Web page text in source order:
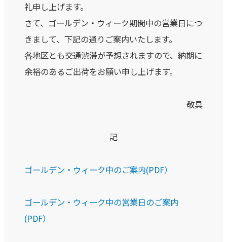
礼申し上げます。
さて、ゴールデン・ウィーク期間中の営業日につ
きまして、下記の通りご案内いたします。
各地区とも交通渋滞が予想されますので、納期に
余裕のあるご出荷をお願い申し上げます。
敬具
記
ゴールデン・ウィーク中のご案内(PDF）
ゴールデン・ウィーク中の営業日のご案内
(PDF）